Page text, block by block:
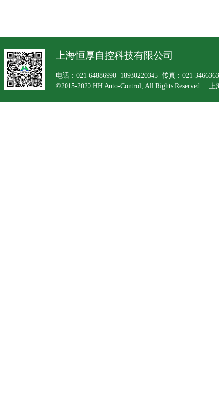
上海恒厚自控科技有限公司
电话：021-64886990 18930220345 传真：021-
©2015-2020 HH Auto-Control, All Rights Reserved.